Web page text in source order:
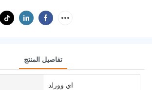
تفاصيل المنتج
اي وورلد